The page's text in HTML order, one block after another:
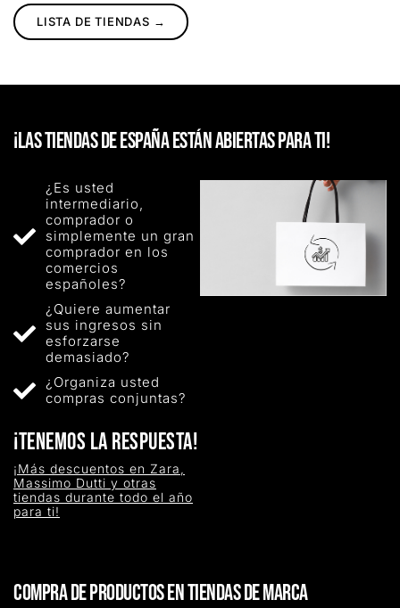
LISTA DE TIENDAS →
¡LAS TIENDAS DE ESPAÑA ESTÁN ABIERTAS PARA TI!
¿Es usted
intermediario,
comprador o
simplemente un gran
comprador en los
comercios
españoles?
¿Quiere aumentar
sus ingresos sin
esforzarse
demasiado?
¿Organiza usted
compras conjuntas?
¡TENEMOS LA RESPUESTA!
¡Más descuentos en Zara,
Massimo Dutti y otras
tiendas durante todo el año
para ti!
COMPRA DE PRODUCTOS EN TIENDAS DE MARCA